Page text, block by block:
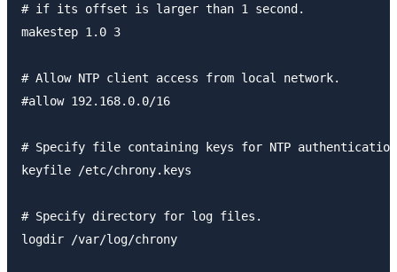
# if its offset is larger than 1 second.
makestep 1.0 3
# Allow NTP client access from local network.
#allow 192.168.0.0/16
# Specify file containing keys for NTP
keyfile /etc/chrony.keys
# Specify directory for log files.
logdir /var/log/chrony